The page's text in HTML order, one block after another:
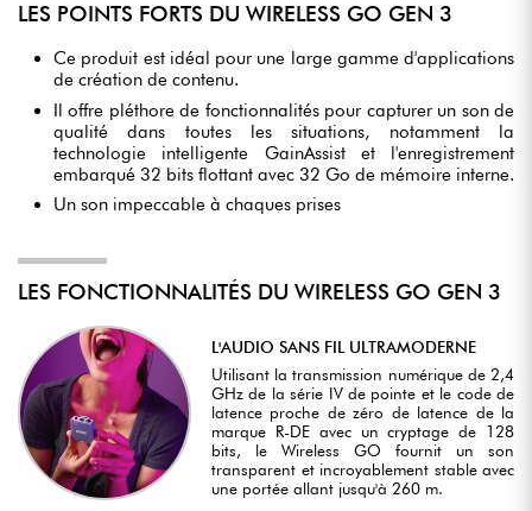
LES POINTS FORTS DU WIRELESS GO GEN 3
Ce produit est idéal pour une large gamme d'applications
de création de contenu.
Il offre pléthore de fonctionnalités pour capturer un son de
qualité dans toutes les situations, notamment la
technologie intelligente GainAssist et l'enregistrement
embarqué 32 bits flottant avec 32 Go de mémoire interne.
Un son impeccable à chaques prises
LES FONCTIONNALITÉS DU WIRELESS GO GEN 3
L'AUDIO SANS FIL ULTRAMODERNE
Utilisant la transmission numérique de 2,4
GHz de la série IV de pointe et le code de
latence proche de zéro de latence de la
marque R-DE avec un cryptage de 128
bits, le Wireless GO fournit un son
transparent et incroyablement stable avec
une portée allant jusqu'à 260 m.